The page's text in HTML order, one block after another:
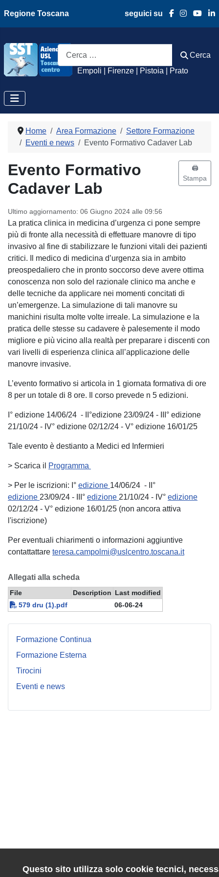
Regione Toscana seguici su
Azienda Usl
Empoli | Firenze | Pistoia | Prato
Cerca
Cerca
Formazione Continua
Formazione Esterna
Tirocini
Eventi e news
Home Area Formazione
Settore Formazione
Eventi e news
Evento Formativo Cadaver Lab
Evento Formativo
Cadaver Lab
Ultimo aggiornamento: 06 Giugno 2024 alle 09:56
🖨️
Stampa
La pratica clinica in medicina d’urgenza ci pone sempre
più di fronte alla necessità di effettuare manovre di tipo
invasivo al fine di stabilizzare le funzioni vitali dei pazienti
critici. Il medico di medicina d’urgenza sia in ambito
preospedaliero che in pronto soccorso deve avere ottima
conoscenza non solo del razionale clinico ma anche e
delle tecniche da applicare nei momenti concitati di
un’emergenze. La simulazione di tali manovre su
manichini risulta molte volte irreale. La simulazione e la
pratica delle stesse su cadavere è palesemente il modo
migliore e più vicino alla realtà per preparare i discenti con
vari livelli di esperienza clinica all’applicazione delle
manovre invasive.
L’evento formativo si articola in 1 giornata formativa di ore
8 per un totale di 8 ore. Il corso prevede n 5 edizioni.
I° edizione 14/06/24 - II°edizione 23/09/24 - III° edizione
21/10/24 - IV° edizione 02/12/24 - V° edizione 16/01/25
Tale evento è destianto a Medici ed Infermieri
> Scarica il Programma
> Per le iscrizioni: I° edizione 14/06/24 - II°
edizione 23/09/24 - III° edizione 21/10/24 - IV° edizione
02/12/24 - V° edizione 16/01/25 (non ancora attiva
l'iscrizione)
Per eventuali chiarimenti o informazioni aggiuntive
contattattare teresa.campolmi@uslcentro.toscana.it
Allegati alla scheda
File Description Last modified
579 dru (1).pdf
06-06-24
Questo sito utilizza solo cookie tecnici,